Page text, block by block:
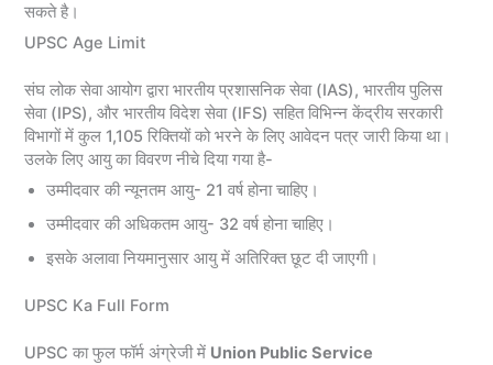
सकते है।
UPSC Age Limit
संघ लोक सेवा आयोग द्वारा भारतीय प्रशासनिक सेवा (IAS), भारतीय पुलिस
सेवा (IPS), और भारतीय विदेश सेवा (IFS) सहित विभिन्न केंद्रीय सरकारी
विभागों में कुल 1,105 रिक्तियों को भरने के लिए आवेदन पत्र जारी किया था।
उलके लिए आयु का विवरण नीचे दिया गया है-
उम्मीदवार की न्यूनतम आयु- 21 वर्ष होना चाहिए।
उम्मीदवार की अधिकतम आयु- 32 वर्ष होना चाहिए।
इसके अलावा नियमानुसार आयु में अतिरिक्त छूट दी जाएगी।
UPSC Ka Full Form
UPSC का फुल फॉर्म अंग्रेजी में Union Public Service